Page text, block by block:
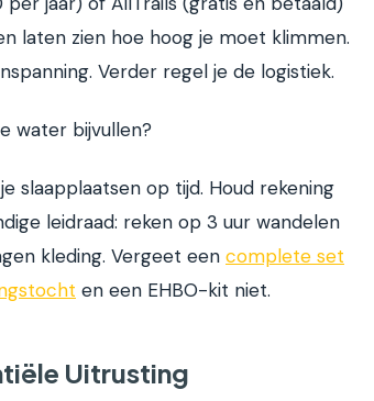
laten zien hoe hoog je moet klimmen.
Verder regel je de logistiek.
water bijvullen?
slaapplaatsen op tijd. Houd rekening
leidraad: reken op 3 uur wandelen
kleding. Vergeet een complete set
en een EHBO-kit niet.
Uitrusting